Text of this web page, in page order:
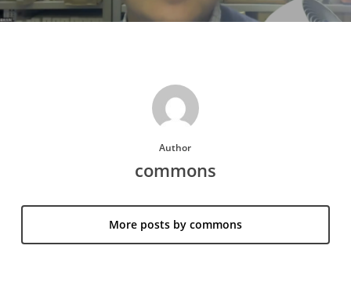
Author
commons
More posts by commons